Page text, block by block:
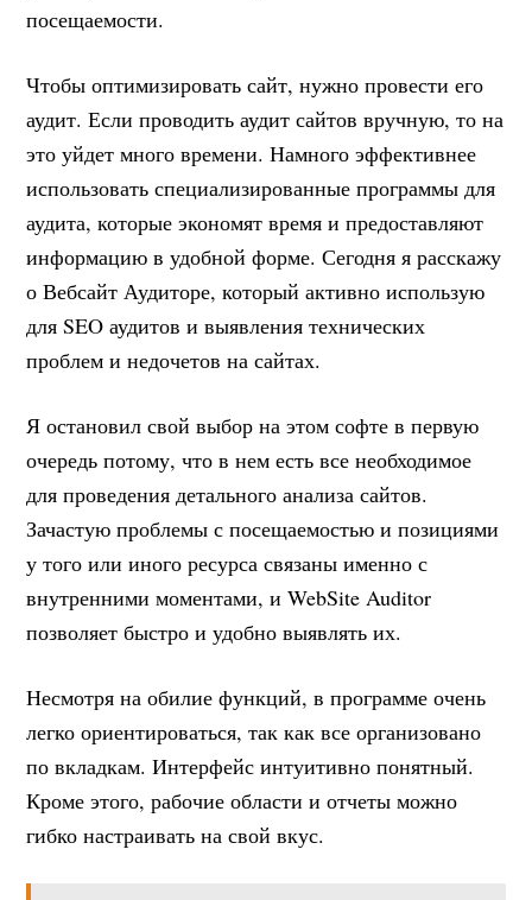
посещаемости.
Чтобы оптимизировать сайт, нужно провести его
аудит. Если проводить аудит сайтов вручную, то на
это уйдет много времени. Намного эффективнее
использовать специализированные программы для
аудита, которые экономят время и предоставляют
информацию в удобной форме. Сегодня я расскажу
о Вебсайт Аудиторе, который активно использую
для SEO аудитов и выявления технических
проблем и недочетов на сайтах.
Я остановил свой выбор на этом софте в первую
очередь потому, что в нем есть все необходимое
для проведения детального анализа сайтов.
Зачастую проблемы с посещаемостью и позициями
у того или иного ресурса связаны именно с
внутренними моментами, и WebSite Auditor
позволяет быстро и удобно выявлять их.
Несмотря на обилие функций, в программе очень
легко ориентироваться, так как все организовано
по вкладкам. Интерфейс интуитивно понятный.
Кроме этого, рабочие области и отчеты можно
гибко настраивать на свой вкус.